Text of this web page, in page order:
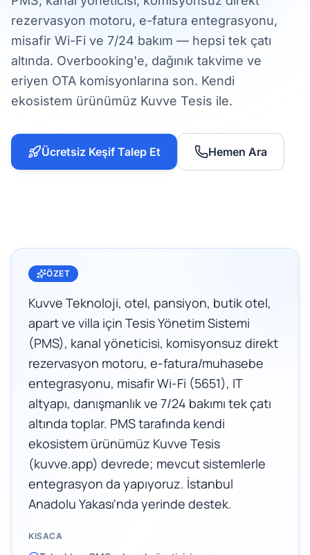
rezervasyon motoru, e-fatura entegrasyonu,
misafir Wi-Fi ve 7/24 bakım — hepsi tek çatı
altında. Overbooking'e, dağınık takvime ve
eriyen OTA komisyonlarına son. Kendi
ekosistem ürünümüz Kuvve Tesis ile.
Ücretsiz Keşif Talep Et Hemen Ara
ÖZET
Kuvve Teknoloji, otel, pansiyon, butik otel,
apart ve villa için Tesis Yönetim Sistemi
(PMS), kanal yöneticisi, komisyonsuz direkt
rezervasyon motoru, e-fatura/muhasebe
entegrasyonu, misafir Wi-Fi (5651), IT
altyapı, danışmanlık ve 7/24 bakımı tek çatı
altında toplar. PMS tarafında kendi
ekosistem ürünümüz Kuvve Tesis
(kuvve.app) devrede; mevcut sistemlerle
entegrasyon da yapıyoruz. İstanbul
Anadolu Yakası'nda yerinde destek.
KISACA